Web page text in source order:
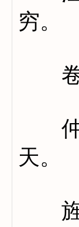
穷。
卷
仲
天。
旌